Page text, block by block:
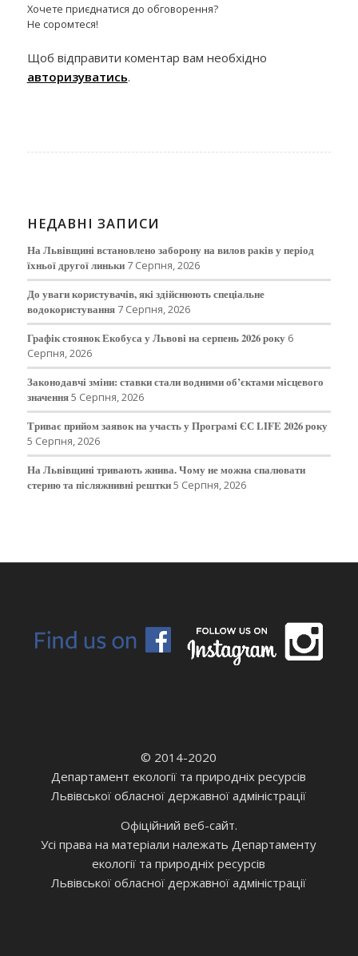
Хочете приєднатися до обговорення?
Не соромтеся!
Щоб відправити коментар вам необхідно
авторизуватись.
НЕДАВНІ ЗАПИСИ
На Львівщині встановлено заборону на вилов раків у період
їхньої другої линьки 7 Серпня, 2026
До уваги користувачів, які здійснюють спеціальне
водокористування 7 Серпня, 2026
Графік стоянок Екобуса у Львові на серпень 2026 року 6
Серпня, 2026
Законодавчі зміни: ставки стали водними об’єктами місцевого
значення5 Серпня, 2026
Триває прийом заявок на участь у Програмі ЄС LIFE 2026 року
5 Серпня, 2026
На Львівщині тривають жнива. Чому не можна спалювати
стерню та післяжнивні рештки5 Серпня, 2026
© 2014-2020
Департамент екології та природніх ресурсів
Львівської обласної державної адміністрації
Офіційний веб-сайт.
Усі права на матеріали належать Департаменту
екології та природніх ресурсів
Львівської обласної державної адміністрації